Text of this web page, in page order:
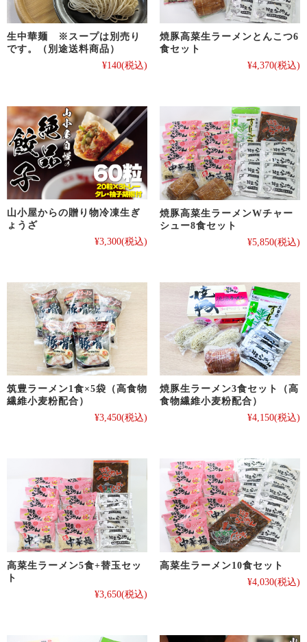
生中華麺 ※スープは別売り
です。（別途送料商品）
¥140(税込)
焼豚高菜生ラーメンとんこつ6
食セット
¥4,370(税込)
山小屋からの贈り物冷凍生ぎ
ょうざ
¥3,300(税込)
焼豚高菜生ラーメンWチャー
シュー8食セット
¥5,850(税込)
筑豊ラーメン1食×5袋（高食物
繊維小麦粉配合）
¥3,450(税込)
焼豚生ラーメン3食セット（高
食物繊維小麦粉配合）
¥4,150(税込)
高菜生ラーメン5食+替玉セッ
ト
¥3,650(税込)
高菜生ラーメン10食セット
¥4,030(税込)